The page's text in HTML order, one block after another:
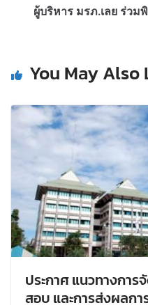
ผู้บริหาร มรภ.เลย ร่วม
You May Also
ประกาศ แนวทางการ
สอบ และการส่งผลกา